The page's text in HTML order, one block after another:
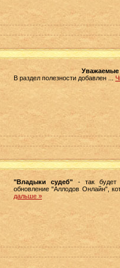
В раздел полезности добавлен
"Владыки судеб" - так будет
обновление "Аллодов Онлайн",
дальше »